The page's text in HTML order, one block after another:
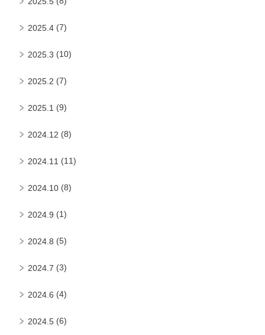
2025.4 (7)
2025.3 (10)
2025.2 (7)
2025.1 (9)
2024.12 (8)
2024.11 (11)
2024.10 (8)
2024.9 (1)
2024.8 (5)
2024.7 (3)
2024.6 (4)
2024.5 (6)